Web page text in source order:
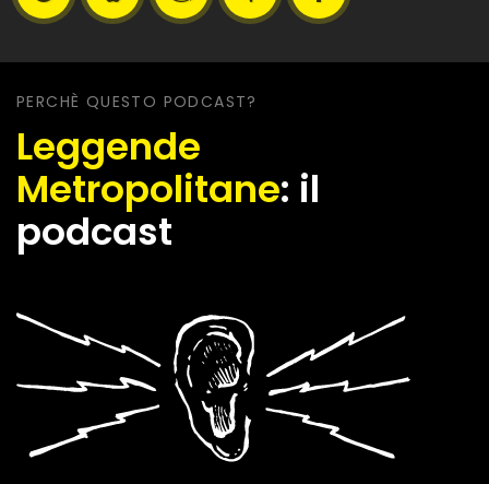
Channel
PERCHÈ QUESTO PODCAST?
Leggende
Metropolitane: il
podcast